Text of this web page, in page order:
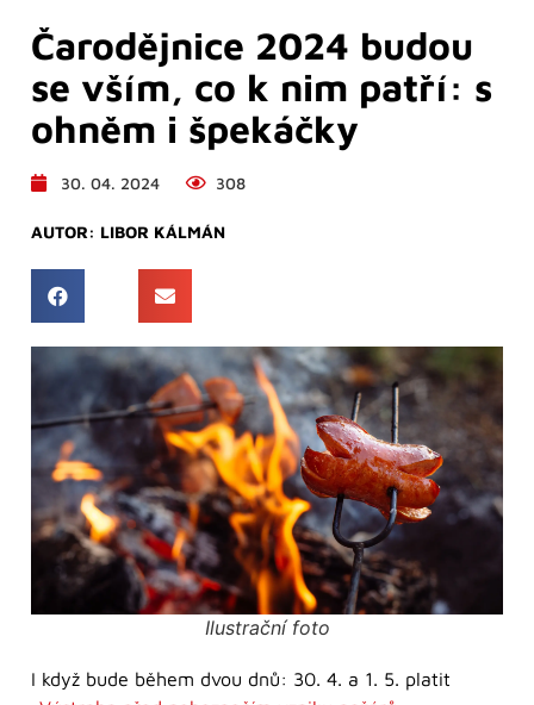
Čarodějnice 2024 budou
se vším, co k nim patří: s
ohněm i špekáčky
30. 04. 2024 308
AUTOR: LIBOR KÁLMÁN
Ilustrační foto
I když bude během dvou dnů: 30. 4. a 1. 5. platit